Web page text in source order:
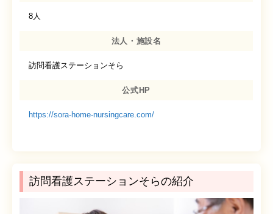
8人
法人・施設名
訪問看護ステーションそら
公式HP
https://sora-home-nursingcare.com/
訪問看護ステーションそらの紹介